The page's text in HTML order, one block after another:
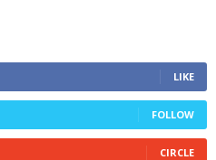
LIKE
FOLLOW
CIRCLE